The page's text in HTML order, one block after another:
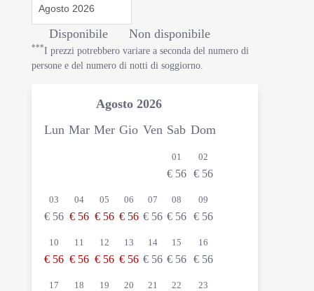
Disponibile Non disponibile
***I prezzi potrebbero variare a seconda del numero di
persone e del numero di notti di soggiorno.
Agosto 2026
Lun Mar Mer Gio Ven Sab Dom
01
€ 56
02
€ 56
03
€ 56
04
€ 56
05
€ 56
06
€ 56
07
€ 56
08
€ 56
09
€ 56
10
€ 56
11
€ 56
12
€ 56
13
€ 56
14
€ 56
15
€ 56
16
€ 56
17 18 19 20 21 22 23